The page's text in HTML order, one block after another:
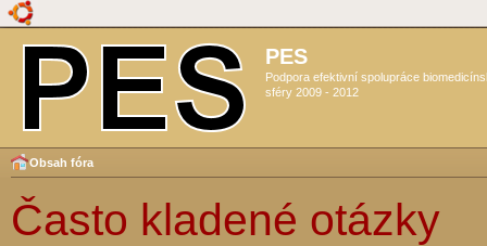
PES
Podpora efektivní spolupráce
sféry 2009 - 2012
Obsah fóra
Často kladené otázky